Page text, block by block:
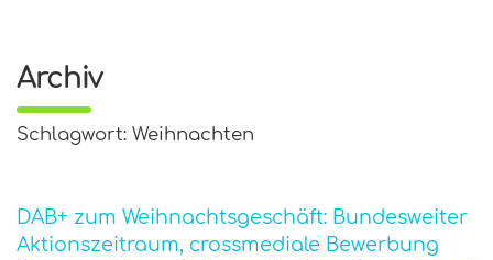
Archiv
Schlagwort: Weihnachten
DAB+ zum Weihnachtsgeschäft: Bundesweiter
Aktionszeitraum, crossmediale Bewerbung